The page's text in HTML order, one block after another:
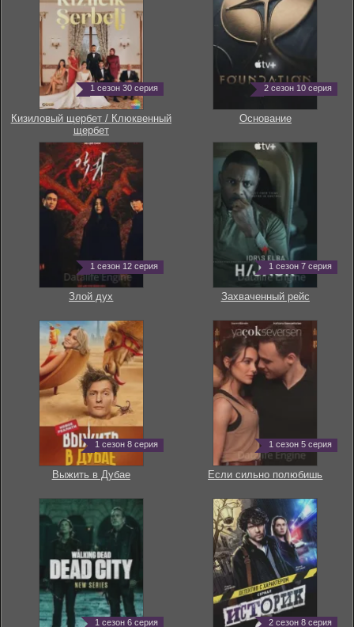
1 сезон 30 серия
Кизиловый щербет / Клюквенный
щербет
2 сезон 10 серия
Основание
1 сезон 12 серия
Злой дух
1 сезон 7 серия
Захваченный рейс
1 сезон 8 серия
Выжить в Дубае
1 сезон 5 серия
Если сильно полюбишь
1 сезон 6 серия 2 сезон 8 серия